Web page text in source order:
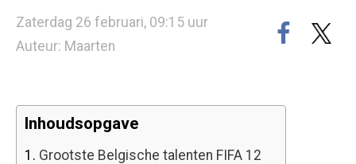
Zaterdag 26 februari, 09:15 uur
Auteur: Maarten
Inhoudsopgave
1. Grootste Belgische talenten FIFA 12